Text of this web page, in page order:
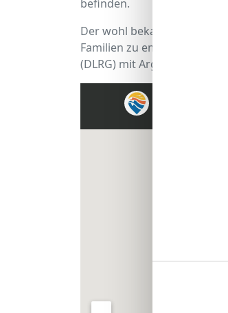
befinden.
Der wohl bekannteste
Familien zu empfehlen.
(DLRG) mit Argusaugen die